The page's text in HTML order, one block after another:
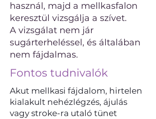
használ, majd a mellkasfalon
keresztül vizsgálja a szívet.
A vizsgálat nem jár
sugárterheléssel, és általában
nem fájdalmas.
Fontos tudnivalók
Akut mellkasi fájdalom, hirtelen
kialakult nehézlégzés, ájulás
vagy stroke-ra utaló tünet